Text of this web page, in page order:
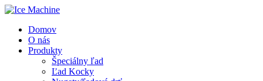
Domov
O nás
Produkty
Špeciálny ľad
Ľad Kocky